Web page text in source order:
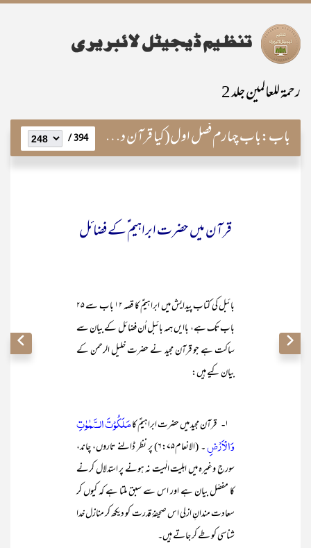
رحمۃ للعالمین جلد 2
باب:باب چہارم فصل اول(کیا قرآن دیگر کتبِ سماویہ سے ماخذ ہے؟) 394 /
قرآن میں حضرت ابراہیم ؑکے فضائل
بائبل کی کتاب پیدایش میں ابراہیمؑ کا قصہ ۱۲ باب سے ۲۵
باب تک ہے، باایں ہمہ بائبل اُن فضائل کے بیان سے
ساکت ہے جو قرآن مجید نے حضرت خلیل الرحمن کے
بیان کیے ہیں:
مَلَكُوْتَ السَّمٰوٰتِ
وَالْاَرْضِ
۔ (الانعام۶:۷۵) پر نظر ڈالنے تاروں، چاند،
سورج وغیرہ میں اہلیت الٰہیت نہ ہونے پر استدلال کرنے
کا مفصّل بیان ہے اور اس سے سبق ملتا ہے کہ کیوں کر
سعادت مندانِ ازلی اس صحیفۂ قدرت کو دیکھ کر منازل خدا
شناسی کو طے کر جاتے ہیں۔